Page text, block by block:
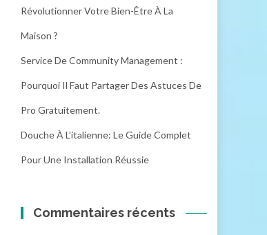
Révolutionner Votre Bien-Être À La
Maison ?
Service De Community Management :
Pourquoi Il Faut Partager Des Astuces De
Pro Gratuitement.
Douche À L’italienne: Le Guide Complet
Pour Une Installation Réussie
Commentaires récents